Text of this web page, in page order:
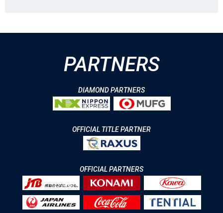
PARTNERS
DIAMOND PARTNERS
OFFICIAL TITLE PARTNER
OFFICIAL PARTNERS